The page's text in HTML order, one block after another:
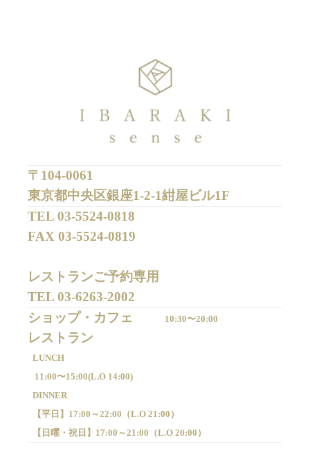
〒104-0061
東京都中央区銀座1-2-1紺屋ビル1F
TEL 03-5524-0818
FAX 03-5524-0819
レストランご予約専用
TEL 03-6263-2002
ショップ・カフェ
10:30〜20:00
LUNCH
11:00〜15:00(L.O 14:00)
DINNER
【平日】 17:00～22:00（L.O 21:00）
【日曜・祝日】 17:00～21:00（L.O 20:00）